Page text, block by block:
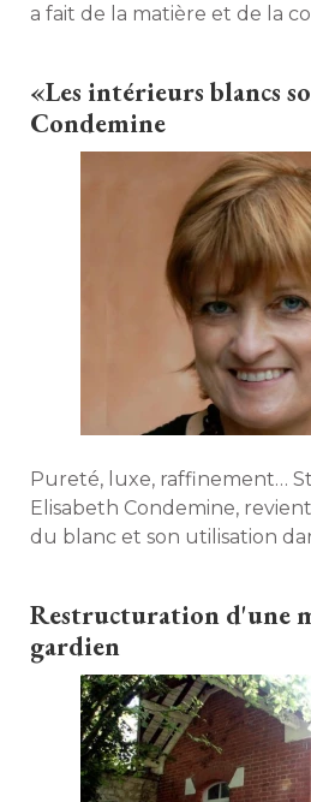
a fait de la matière et de la
«Les intérieurs blancs
Condemine
Pureté, luxe, raffinement…
Elisabeth Condemine,
du blanc et son utilisation
Restructuration d'une
gardien